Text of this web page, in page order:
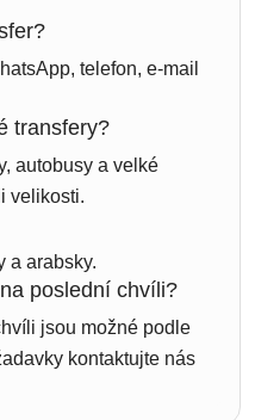
telefon, e-mail
transfery?
autobusy a velké
velikosti.
a arabsky.
poslední chvíli?
jsou možné podle
kontaktujte nás